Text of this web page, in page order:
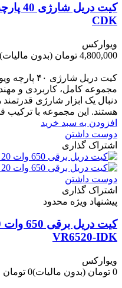
CDK
ویوارکس
4,800,000 تومان
(بدون مالیات)
مجموعه کامل، کاربردی و
دنبال یک ابزار شارژی
هستند. این مجموعه با ترکیب
افزودن به سبد خرید
دوست داشتن
اشتراک گذاری
دوست داشتن
اشتراک گذاری
پیشنهاد ویژه محدود
VR6520-IDK
ویوارکس
0 تومان
(بدون مالیات)0 تومان